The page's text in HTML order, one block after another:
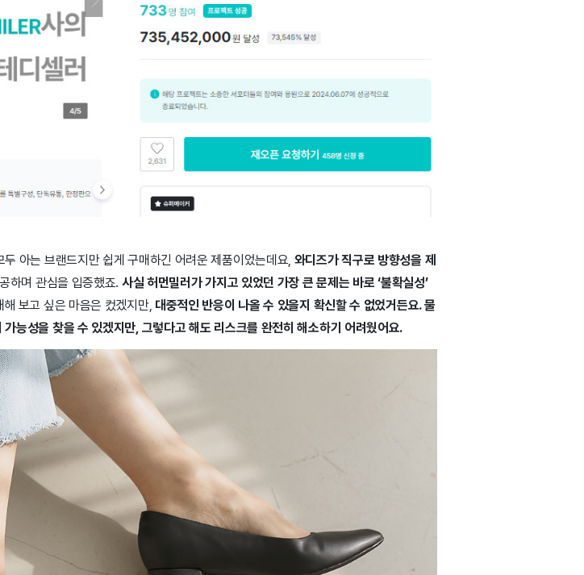
아는 브랜드지만 쉽게 구매하긴 어려운 제품이었는데요, 와디즈가 직구로 방향성을 제
하며 관심을 입증했죠. 사실 허먼밀러가 가지고 있었던 가장 큰 문제는 바로 ‘불확실성’
보고 싶은 마음은 컸겠지만, 대중적인 반응이 나올 수 있을지 확신할 수 없었거든요. 물
능성을 찾을 수 있겠지만, 그렇다고 해도 리스크를 완전히 해소하기 어려웠어요.